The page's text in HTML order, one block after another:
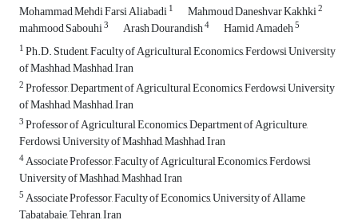
Mohammad Mehdi Farsi Aliabadi1 Mahmoud Daneshvar Kakhki2
mahmood Sabouhi3 Arash Dourandish4 Hamid Amadeh5
1Ph.D. Student, Faculty of Agricultural Economics, Ferdowsi University
of Mashhad, Mashhad, Iran
2Professor, Department of Agricultural Economics, Ferdowsi University
of Mashhad, Mashhad, Iran
3Professor of Agricultural Economics, Department of Agriculture,
Ferdowsi University of Mashhad, Mashhad, Iran
4Associate Professor, Faculty of Agricultural Economics, Ferdowsi
University of Mashhad, Mashhad, Iran
5Associate Professor, Faculty of Economics, University of Allame
Tabatabaie, Tehran, Iran